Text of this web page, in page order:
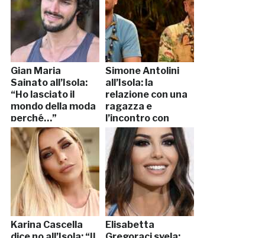
Gian Maria
Sainato all’Isola:
“Ho lasciato il
mondo della moda
perché…”
Simone Antolini
all’Isola: la
relazione con una
ragazza e
l’incontro con
Cecchi Paone
Karina Cascella
Elisabetta